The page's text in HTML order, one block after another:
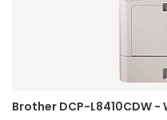
Brother DCP-L8410CDW -